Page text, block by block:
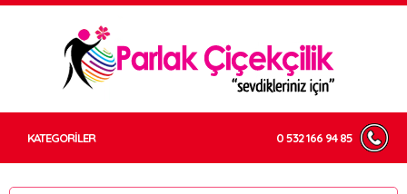
KATEGORİLER 0 532 166 94 85